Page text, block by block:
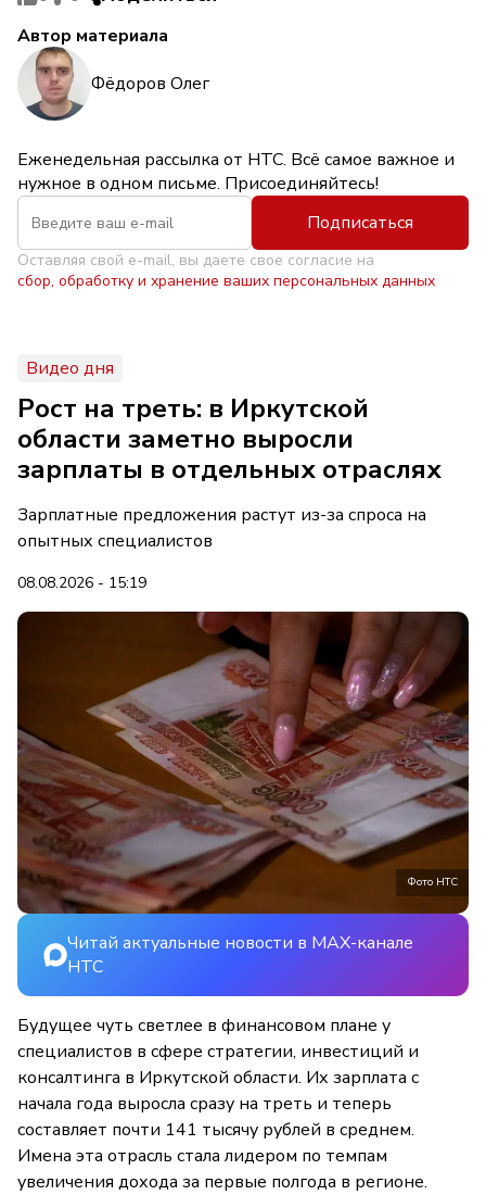
Автор материала
Фёдоров Олег
Еженедельная рассылка от НТС. Всё самое важное и
нужное в одном письме. Присоединяйтесь!
Подписаться
Оставляя свой e-mail, вы даете свое согласие на
сбор, обработку и хранение ваших персональных данных
Видео дня
Рост на треть: в Иркутской
области заметно выросли
зарплаты в отдельных отраслях
Зарплатные предложения растут из-за спроса на
опытных специалистов
08.08.2026 - 15:19
Фото НТС
Читай актуальные новости в MAX-канале
НТС
Будущее чуть светлее в финансовом плане у
специалистов в сфере стратегии, инвестиций и
консалтинга в Иркутской области. Их зарплата с
начала года выросла сразу на треть и теперь
составляет почти 141 тысячу рублей в среднем.
Имена эта отрасль стала лидером по темпам
увеличения дохода за первые полгода в регионе.